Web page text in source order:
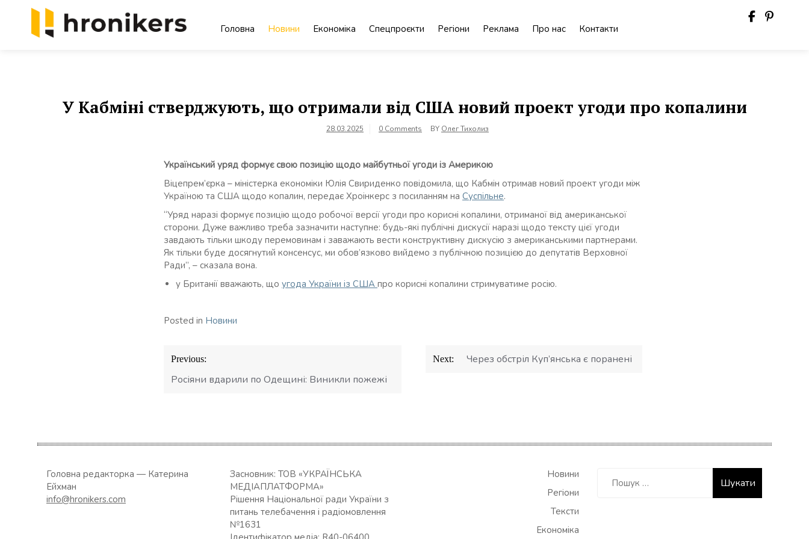
Головна Новини Економіка Спецпроєкти Регіони Реклама Про нас Контакти
У Кабміні стверджують, що отримали від США новий проект угоди про копалини
28.03.2025 0 Comments BY Олег Тихолиз
Український уряд формує свою позицію щодо майбутньої угоди із Америкою
Віцепрем’єрка – міністерка економіки Юлія Свириденко повідомила, що Кабмін отримав новий проект угоди між
Україною та США щодо копалин, передає Хроінкерс з посиланням на Суспільне.
“Уряд наразі формує позицію щодо робочої версії угоди про корисні копалини, отриманої від американської
сторони. Дуже важливо треба зазначити наступне: будь-які публічні дискусії наразі щодо тексту цієї угоди
завдають тільки шкоду перемовинам і заважають вести конструктивну дискусію з американськими партнерами.
Як тільки буде досягнутий консенсус, ми обов’язково вийдемо з публічною позицією до депутатів Верховної
Ради”, – сказала вона.
у Британії вважають, що угода України із США про корисні копалини стримуватиме росію.
Posted in Новини
Навігація
записів
Previous:
Росіяни вдарили по Одещині: Виникли пожежі
Next: Через обстріл Куп’янська є поранені
Головна редакторка — Катерина
Ейхман
info@hronikers.com
Засновник: ТОВ «УКРАЇНСЬКА
МЕДІАПЛАТФОРМА»
Рішення Національної ради України з
питань телебачення і радіомовлення
№1631
Новини
Регіони
Тексти
Економіка